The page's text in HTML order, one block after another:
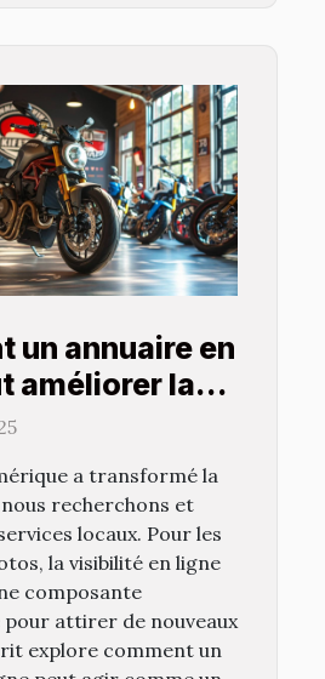
un annuaire en
améliorer la
garages de
a transformé la
recherchons et
locaux. Pour les
la visibilité en ligne
composante
attirer de nouveaux
explore comment un